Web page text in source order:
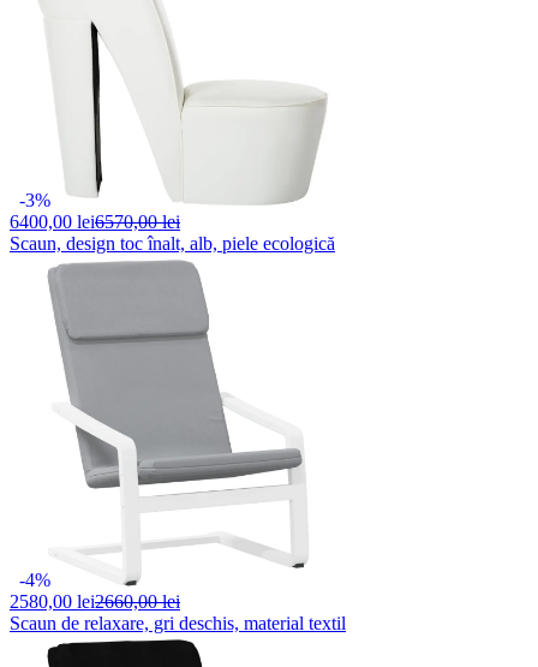
-3%
6400,00 lei6570,00 lei
Scaun, design toc înalt, alb, piele ecologică
-4%
2580,00 lei2660,00 lei
Scaun de relaxare, gri deschis, material textil